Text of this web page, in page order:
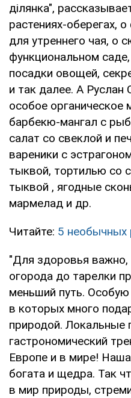
ділянка",
растениях-оберегах,
для утреннего чая, о
функциональном
посадки овощей,
и так далее. А Руслан
особое
барбекю-мангал с
салат со свеклой и
вареники с
тыквой, тортилью со
тыквой , ягодные
мармелад и др.
Читайте: 5 необычных
"Для здоровья важно,
огорода до тарелки
меньший путь.
в которых много
природой. Локальные
гастрономический
Европе и в мире!
богата и щедра. Так
в мир природы,